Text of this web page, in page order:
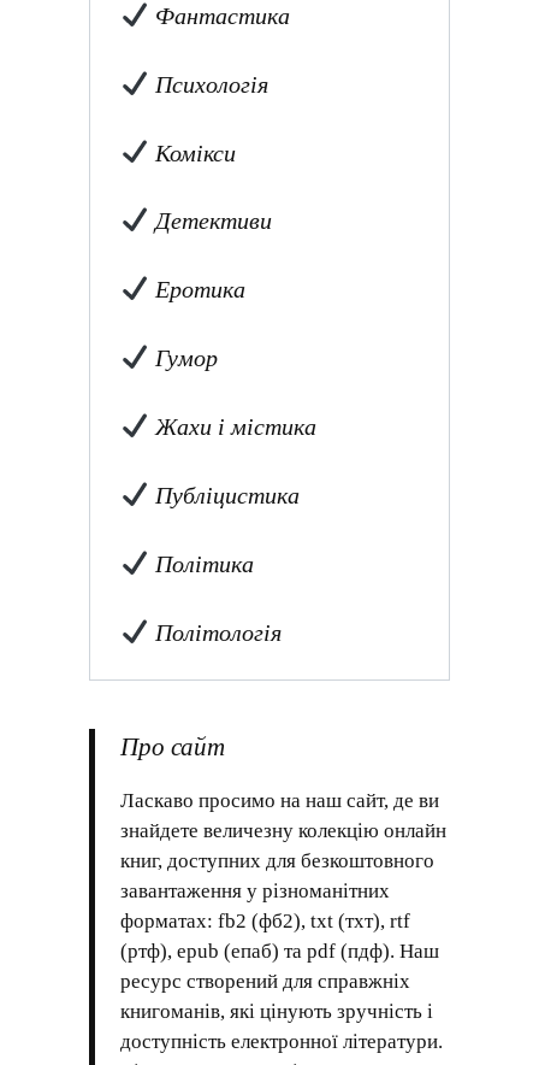
Фантастика
Психологія
Комікси
Детективи
Еротика
Гумор
Жахи і містика
Публіцистика
Політика
Політологія
Про сайт
Ласкаво просимо на наш сайт, де ви
знайдете величезну колекцію онлайн
книг, доступних для безкоштовного
завантаження у різноманітних
форматах: fb2 (фб2), txt (тхт), rtf
(ртф), epub (епаб) та pdf (пдф). Наш
ресурс створений для справжніх
книгоманів, які цінують зручність і
доступність електронної літератури.